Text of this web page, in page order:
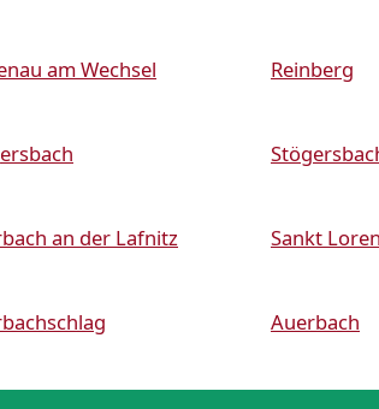
am Wechsel Reinberg
an der Lafnitz Sankt
Auerbach